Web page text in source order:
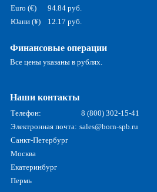
Euro (€)
94.84 руб.
Юани (¥)
12.17 руб.
Финансовые операции
Все цены указаны в рублях.
Наши контакты
Телефон:
8 (800) 302-15-41
Электронная почта: sales@born-spb.ru
Санкт-Петербург
Москва
Екатеринбург
Пермь